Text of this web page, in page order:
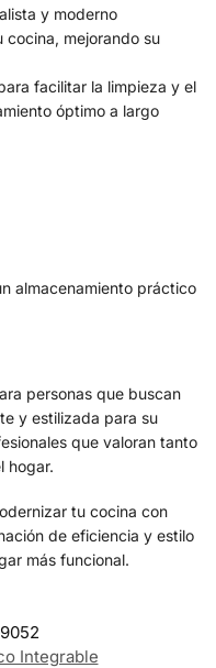
y moderno
mejorando su
facilitar la limpieza y el
óptimo a largo
almacenamiento práctico
personas que buscan
y estilizada para su
que valoran tanto
hogar.
tu cocina con
de eficiencia y estilo
más funcional.
Integrable